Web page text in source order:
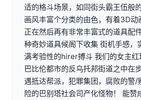
适的格斗场景，如同街头霸王伍般
画风丰富个分类的由色，有着3D动
正在然后再有非常丰富式的道具配
种奇妙道具候阁下收集 街机手感，
满考验性的hirer搏斗 我们的女主
巴比伦都市的反乌托邦街道之中在
遇抵达帮派，犯罪集团，腐败的警/
险的巴别塔社会司产化怪物！ 能赞